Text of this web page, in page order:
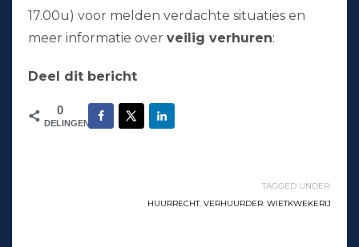
17.00u) voor melden verdachte situaties en
meer informatie over veilig verhuren:
Deel dit bericht
0
DELINGEN
TAGGED UNDER:
HUURRECHT, VERHUURDER, WIETKWEKERIJ